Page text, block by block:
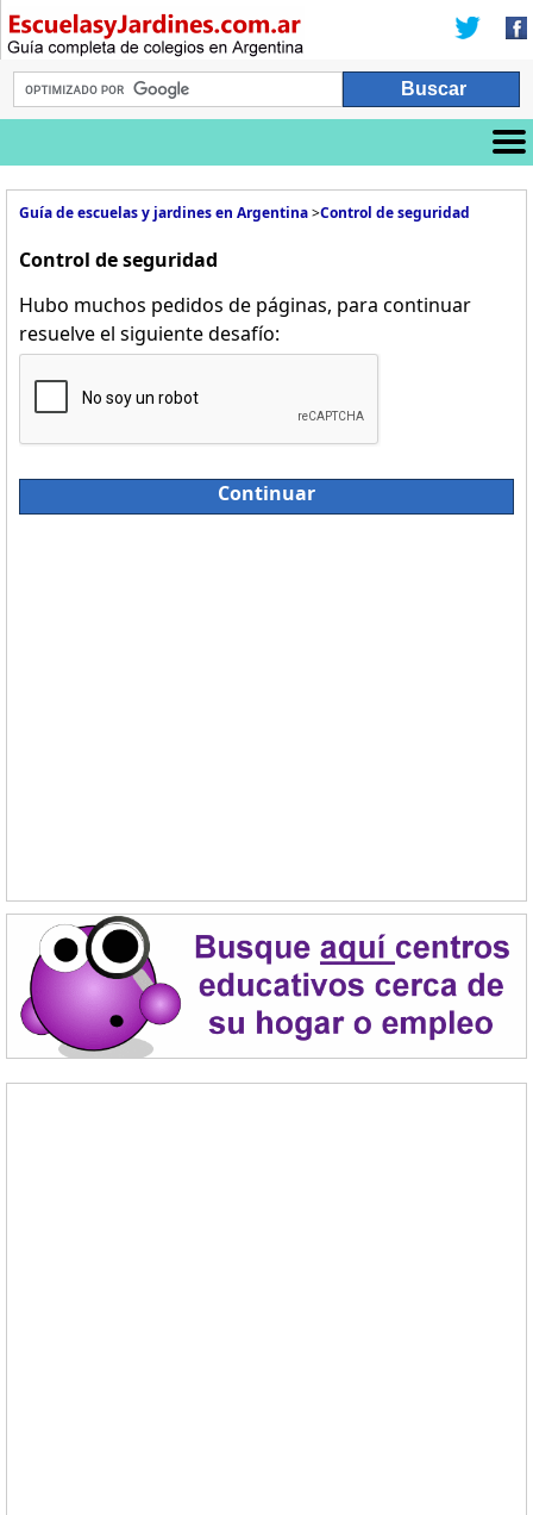
Guía de escuelas y jardines en Argentina>Control de seguridad
Control de seguridad
Hubo muchos pedidos de páginas, para continuar
resuelve el siguiente desafío:
Continuar